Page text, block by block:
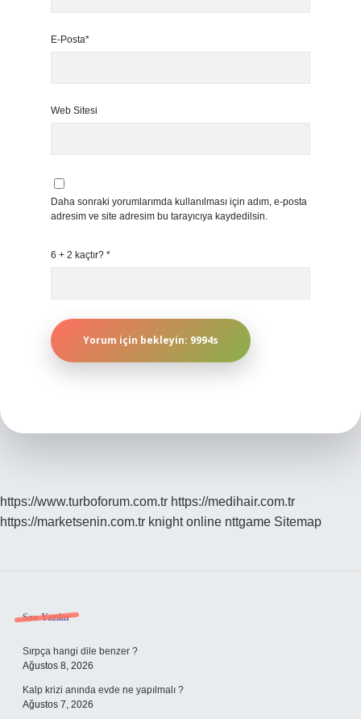
E-Posta*
Web Sitesi
Daha sonraki yorumlarımda kullanılması için adım, e-posta
adresim ve site adresim bu tarayıcıya kaydedilsin.
6 + 2 kaçtır? *
https://www.turboforum.com.tr https://medihair.com.tr
https://marketsenin.com.tr knight online nttgame Sitemap
Sidebar
Son Yazılar
Sırpça hangi dile benzer ?
Ağustos 8, 2026
Kalp krizi anında evde ne yapılmalı ?
Ağustos 7, 2026